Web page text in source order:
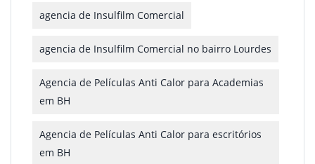
agencia de Insulfilm Comercial
agencia de Insulfilm Comercial no bairro Lourdes
Agencia de Películas Anti Calor para Academias
em BH
Agencia de Películas Anti Calor para escritórios
em BH